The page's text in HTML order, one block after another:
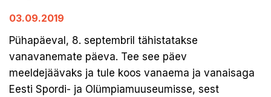
03.09.2019
Pühapäeval, 8. septembril tähistatakse
vanavanemate päeva. Tee see päev
meeldejäävaks ja tule koos vanaema ja vanaisaga
Eesti Spordi- ja Olümpiamuuseumisse, sest